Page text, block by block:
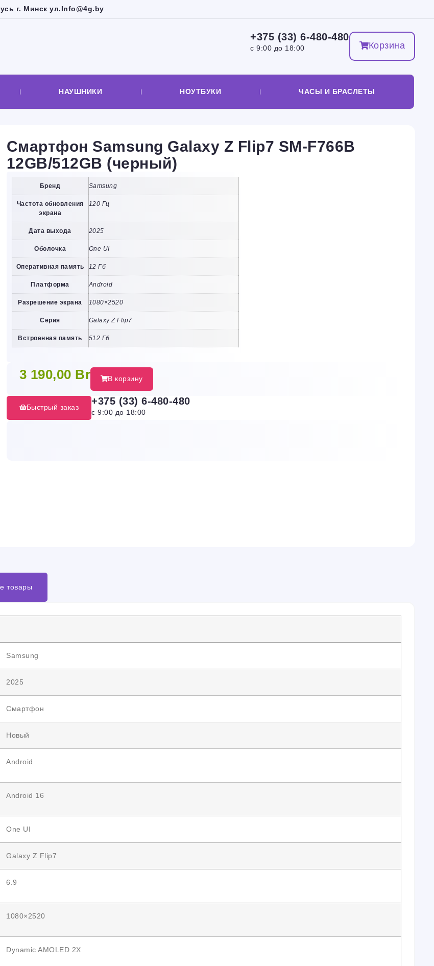
г. Минск ул.Info@4g.by
+375 (33) 6-480-480
с 9:00 до 18:00 Корзина
НАУШНИКИ НОУТБУКИ ЧАСЫ И БРАСЛЕТЫ
Смартфон Samsung Galaxy Z Flip7 SM-F766B
12GB/512GB (черный)
Бренд Samsung
Частота обновления
экрана
120 Гц
Дата выхода 2025
Оболочка One UI
Оперативная память 12 Гб
Платформа Android
Разрешение экрана 1080×2520
Серия Galaxy Z Flip7
Встроенная память 512 Гб
3 190,00 Br В корзину
Быстрый заказ
+375 (33) 6-480-480
с 9:00 до 18:00
товары
Samsung
2025
Смартфон
Новый
Android
Android 16
One UI
Galaxy Z Flip7
6.9
1080×2520
Dynamic AMOLED 2X